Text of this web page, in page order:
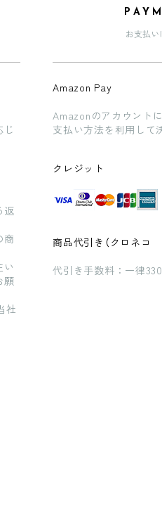
じ
返
商
い
願
社
お支払い
Amazon Pay
Amazonのアカウント
支払い方法を利用して
クレジット
商品代引き（クロネコ
代引き手数料：一律330